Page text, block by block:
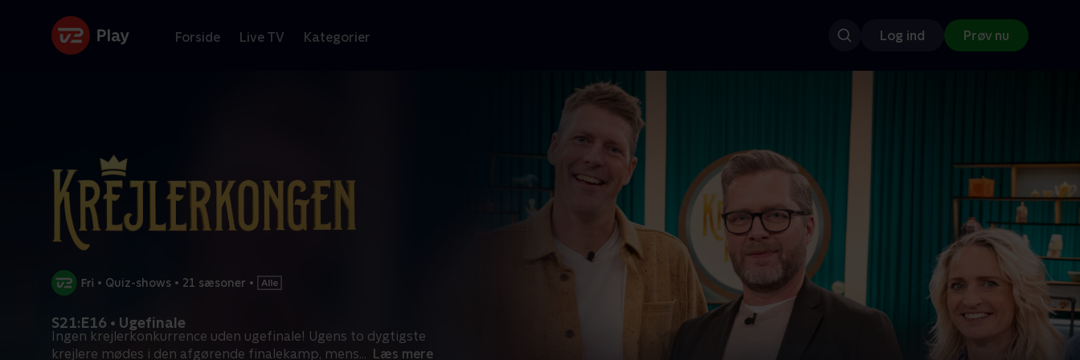
Forside Live TV Kategorier Log ind Prøv nu
• Quiz-shows • 21 sæsoner •
S21:E16 • Ugefinale
Ingen krejlerkonkurrence uden ugefinale! Ugens to dygtigste
krejlere mødes i den afgørende finalekamp, mens... Læs mere